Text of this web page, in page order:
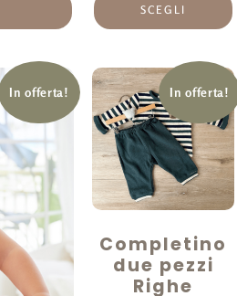
SCEGLI
In offerta! In offerta!
Completino
due pezzi
Righe